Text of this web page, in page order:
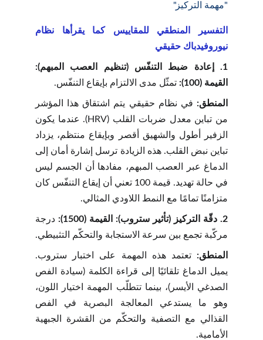
"مهمة التركيز"
التفسير المنطقي للمقاييس كما يقرأها نظام
نيوروفيدباك حقيقي
1. إعادة ضبط التنفّس (تنظيم العصب المبهم):
القيمة (100):
تمثّل مدى الالتزام بإيقاع التنفّس.
المنطق: في نظام حقيقي يتم اشتقاق هذا المؤشر
من تباين معدل ضربات القلب (HRV). عندما يكون
الزفير أطول والشهيق أقصر وبإيقاع منتظم، يزداد
تباين نبض القلب. هذه الزيادة ترسل إشارة أمان إلى
الدماغ عبر العصب المبهم، مفادها أن الجسم ليس
في حالة تهديد. قيمة 100 تعني أن إيقاع التنفّس كان
متزامنًا تمامًا مع النمط اللاودي المثالي.
2. دقّة التركيز (تأثير ستروب): القيمة (1500):
درجة
مركّبة تجمع بين سرعة الاستجابة والتحكّم التثبيطي.
المنطق: تعتمد هذه المهمة على اختبار ستروب.
يميل الدماغ تلقائيًا إلى قراءة الكلمة (سيادة الفص
الصدغي الأيسر)، بينما تتطلّب المهمة اختيار اللون،
وهو ما يستدعي المعالجة البصرية في الفص
القذالي مع التصفية والتحكّم من القشرة الجبهية
الأمامية.